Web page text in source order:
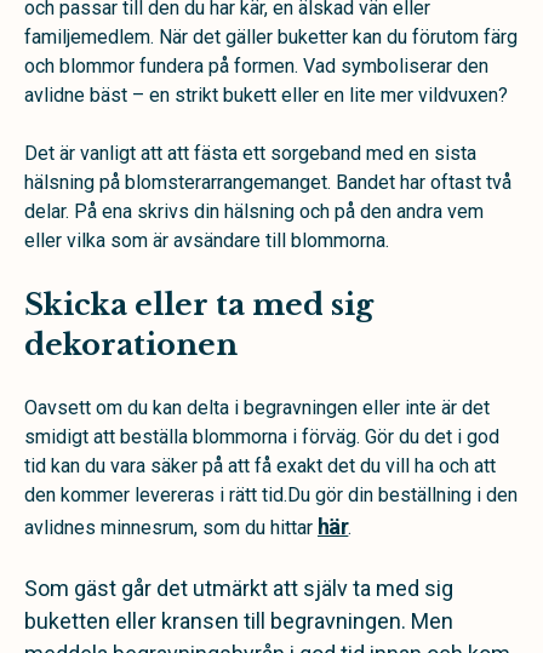
och passar till den du har kär, en älskad vän eller
familjemedlem. När det gäller buketter kan du förutom färg
och blommor fundera på formen. Vad symboliserar den
avlidne bäst – en strikt bukett eller en lite mer vildvuxen?
Det är vanligt att att fästa ett sorgeband med en sista
hälsning på blomsterarrangemanget. Bandet har oftast två
delar. På ena skrivs din hälsning och på den andra vem
eller vilka som är avsändare till blommorna.
Skicka eller ta med sig
dekorationen
Oavsett om du kan delta i begravningen eller inte är det
smidigt att beställa blommorna i förväg. Gör du det i god
tid kan du vara säker på att få exakt det du vill ha och att
den kommer levereras i rätt tid.Du gör din beställning i den
avlidnes minnesrum, som du hittar här.
Som gäst går det utmärkt att själv ta med sig
buketten eller kransen till begravningen. Men